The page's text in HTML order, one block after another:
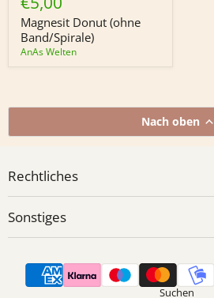
(ohne
Band/Spirale)
Magnesit Donut (ohne
Band/Spirale)
AnAs Welten
Nach oben
Rechtliches
Sonstiges
Suchen